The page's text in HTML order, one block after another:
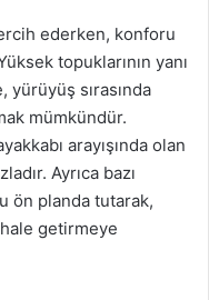
ederken, konforu
topuklarının yanı
yürüyüş sırasında
mümkündür.
arayışında olan
Ayrıca bazı
ön planda tutarak,
hale getirmeye